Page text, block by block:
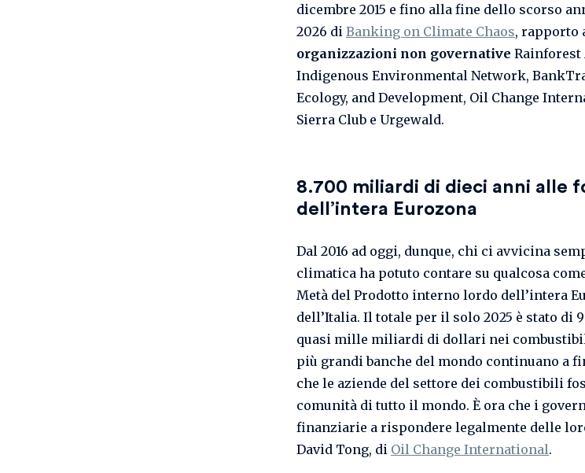
dicembre 2015 e fino alla fine dello scorso
2026 di Banking on Climate Chaos, rapporto
organizzazioni non governative Rainforest
Indigenous Environmental Network,
Ecology, and Development, Oil Change
Sierra Club e Urgewald.
8.700 miliardi di dieci anni alle
dell’intera Eurozona
Dal 2016 ad oggi, dunque, chi ci avvicina
climatica ha potuto contare su qualcosa
Metà del Prodotto interno lordo dell’intera
dell’Italia. Il totale per il solo 2025 è stato di
quasi mille miliardi di dollari nei
più grandi banche del mondo continuano a
che le aziende del settore dei combustibili
comunità di tutto il mondo. È ora che i
finanziarie a rispondere legalmente delle
David Tong, di Oil Change International.